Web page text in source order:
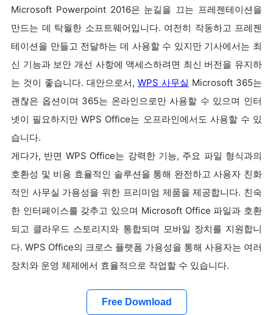
Microsoft Powerpoint 2016은 눈길을 끄는 프레젠테이션을
만드는 데 탁월한 소프트웨어입니다. 여전히 작동하고 프레젠
테이션을 만들고 전달하는 데 사용할 수 있지만 기사에서는 최
신 기능과 보안 개선 사항에 액세스하려면 최신 버전을 유지하
는 것이 좋습니다. 대안으로서, WPS 사무실 Microsoft 365는
괜찮은 옵션이며 365는 온라인으로만 사용할 수 있으며 인터
넷이 필요하지만 WPS Office는 오프라인에서도 사용할 수 있
습니다.
게다가, 반면 WPS Office는 강력한 기능, 주요 파일 형식과의
호환성 및 비용 효율적인 솔루션을 통해 완전하고 사용자 친화
적인 사무실 가용성을 위한 프리미엄 제품을 제공합니다. 친숙
한 인터페이스를 갖추고 있으며 Microsoft Office 파일과 호환
되고 클라우드 스토리지와 통합되며 모바일 장치를 지원합니
다. WPS Office의 크로스 플랫폼 가용성을 통해 사용자는 여러
장치와 운영 체제에서 효율적으로 작업할 수 있습니다.
Free Download